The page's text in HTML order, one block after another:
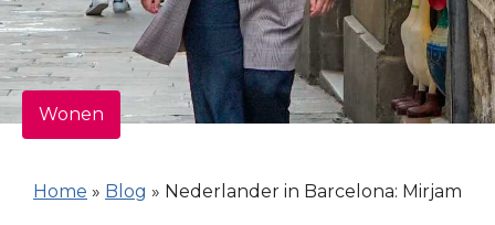
Wonen
Home » Blog » Nederlander in Barcelona: Mirjam